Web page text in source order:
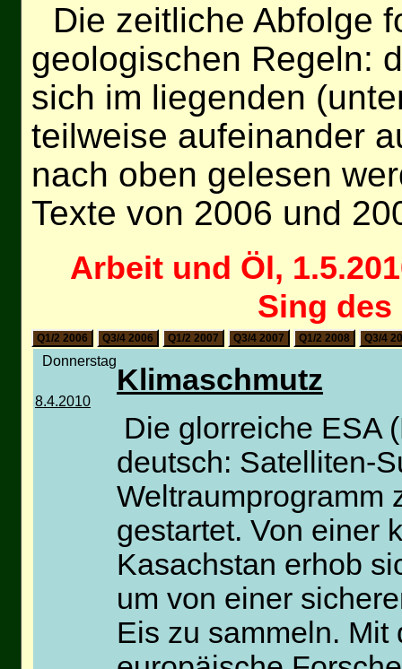
Die zeitliche Abfolge
geologischen Regeln:
sich im liegenden
teilweise aufeinander
nach oben gelesen
Texte von 2006 und
Arbeit und Öl,
Sing des
Q1/2 2006 Q3/4 2006 Q1/2 2007 Q3/4 2007 Q1/2 2008 Q3/4
Donnerstag
8.4.2010
Klimaschmutz
Die glorreiche ESA
deutsch: Satelliten-
Weltraumprogramm
gestartet. Von einer
Kasachstan erhob
um von einer
Eis zu sammeln.